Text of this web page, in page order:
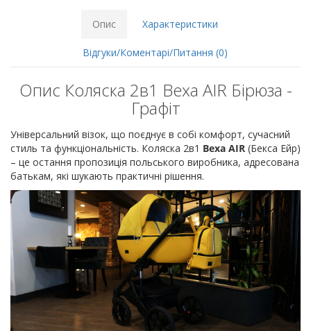
Опис Характеристики
Відгуки/Коментарі/Питання (0)
Опис Коляска 2в1 Bexa AIR Бірюза -
Графіт
Універсальний візок, що поєднує в собі комфорт, сучасний
стиль та функціональність. Коляска 2в1 Bexa AIR (Бекса Ейр)
– це остання пропозиція польського виробника, адресована
батькам, які шукають практичні рішення.